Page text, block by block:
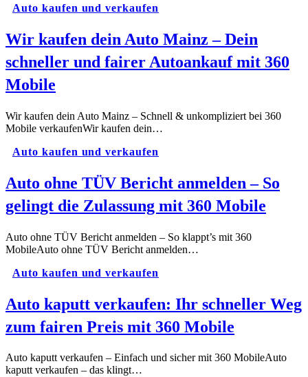
Auto kaufen und verkaufen
Wir kaufen dein Auto Mainz – Dein
schneller und fairer Autoankauf mit 360
Mobile
Wir kaufen dein Auto Mainz – Schnell & unkompliziert bei 360
Mobile verkaufenWir kaufen dein…
Auto kaufen und verkaufen
Auto ohne TÜV Bericht anmelden – So
gelingt die Zulassung mit 360 Mobile
Auto ohne TÜV Bericht anmelden – So klappt’s mit 360
MobileAuto ohne TÜV Bericht anmelden…
Auto kaufen und verkaufen
Auto kaputt verkaufen: Ihr schneller Weg
zum fairen Preis mit 360 Mobile​
Auto kaputt verkaufen – Einfach und sicher mit 360 MobileAuto
kaputt verkaufen – das klingt…